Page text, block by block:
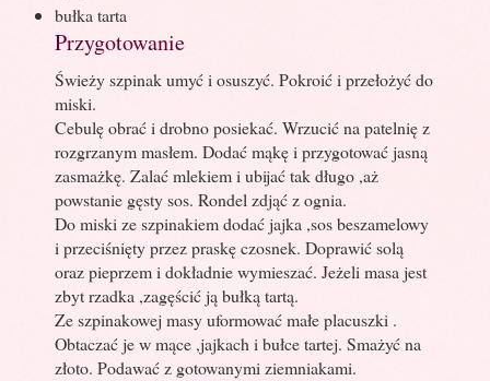
bułka tarta
Przygotowanie
Świeży szpinak umyć i osuszyć. Pokroić i przełożyć do
miski.
Cebulę obrać i drobno posiekać. Wrzucić na patelnię z
rozgrzanym masłem. Dodać mąkę i przygotować jasną
zasmażkę. Zalać mlekiem i ubijać tak długo ,aż
powstanie gęsty sos. Rondel zdjąć z ognia.
Do miski ze szpinakiem dodać jajka ,sos beszamelowy
i przeciśnięty przez praskę czosnek. Doprawić solą
oraz pieprzem i dokładnie wymieszać. Jeżeli masa jest
zbyt rzadka ,zagęścić ją bułką tartą.
Ze szpinakowej masy uformować małe placuszki .
Obtaczać je w mące ,jajkach i bułce tartej. Smażyć na
złoto. Podawać z gotowanymi ziemniakami.